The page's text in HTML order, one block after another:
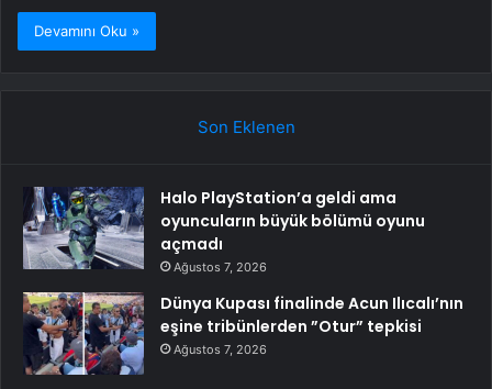
Devamını Oku »
Son Eklenen
Halo PlayStation’a geldi ama
oyuncuların büyük bölümü oyunu
açmadı
Ağustos 7, 2026
Dünya Kupası finalinde Acun Ilıcalı’nın
eşine tribünlerden ”Otur” tepkisi
Ağustos 7, 2026